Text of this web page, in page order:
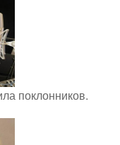
поклонников.